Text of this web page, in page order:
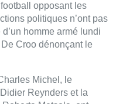
opposant les
politiques n’ont pas
homme armé lundi
Croo dénonçant le
Michel, le
Reynders et la